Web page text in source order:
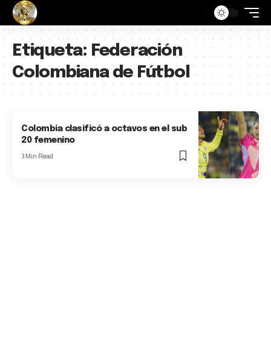
Etiqueta: Federación
Colombiana de Fútbol
Colombia clasificó a octavos en el sub
20 femenino
3 Min Read